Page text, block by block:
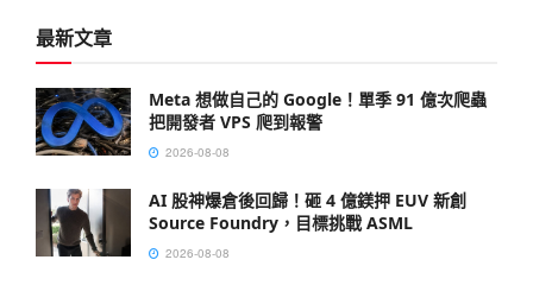
最新文章
Meta 想做自己的 Google！單季 91 億次爬蟲
把開發者 VPS 爬到報警
2026-08-08
AI 股神爆倉後回歸！砸 4 億鎂押 EUV 新創
Source Foundry，目標挑戰 ASML
2026-08-08